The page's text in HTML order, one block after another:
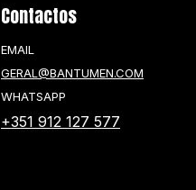
Contactos
EMAIL
GERAL@BANTUMEN.COM
WHATSAPP
+351 912 127 577